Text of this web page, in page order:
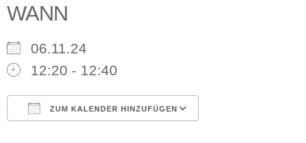
WANN
06.11.24
12:20 - 12:40
ZUM KALENDER HINZUFÜGEN